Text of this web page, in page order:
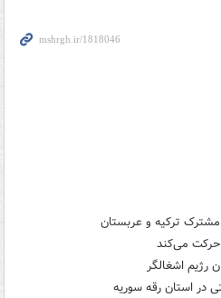
مشترک ترکیه و عربستان
حرکت می‌کند
رژیم اشغالگر